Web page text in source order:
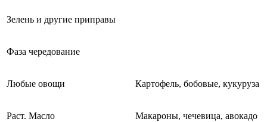
Зелень и другие приправы
Фаза чередование
Любые овощи Картофель, бобовые, кукуруза
Раст. Масло Макароны, чечевица, авокадо